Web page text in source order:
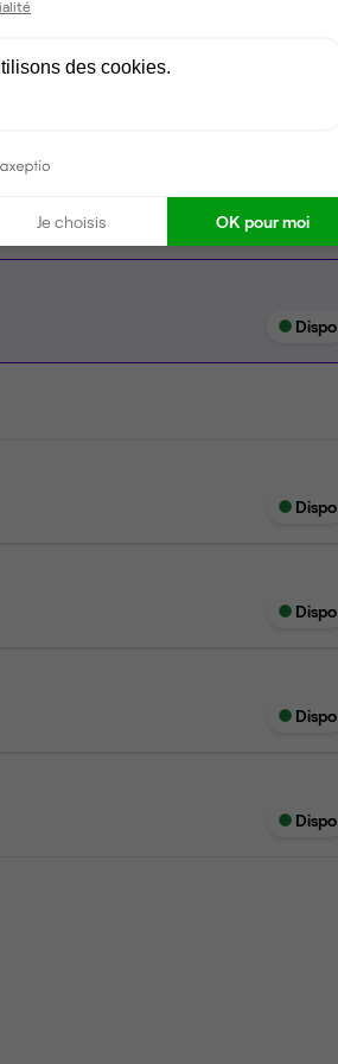
Dispo
Dispo
Dispo
Dispo
Dispo
des cookies.
Je choisis OK pour moi